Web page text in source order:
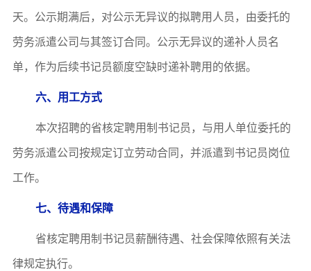
天。公示期满后，对公示无异议的拟聘用人员，由委托的
劳务派遣公司与其签订合同 。 公示无异议的递补人员名
单，作为后续书记员额度空缺时递补聘用的依据。
六、用工方式
本次招聘的省核定聘用制书记员，与用人单位委托的
劳务派遣公司按规定订立劳动合同，并派遣到书记员岗位
工作。
七、待遇和保障
省核定聘用制书记员薪酬待遇、社会保障依照有关法
律规定执行。